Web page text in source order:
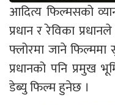
आदित्य फिल्मसको
प्रधान र रेविका
फ्लोरमा जाने फिल्ममा
प्रधानको पनि प्रमुख
डेब्यु फिल्म हुनेछ ।